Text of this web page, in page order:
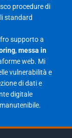
17
procedure di
standard
supporto a
,messa in
web. Mi
vulnerabilità e
di dati e
digitale